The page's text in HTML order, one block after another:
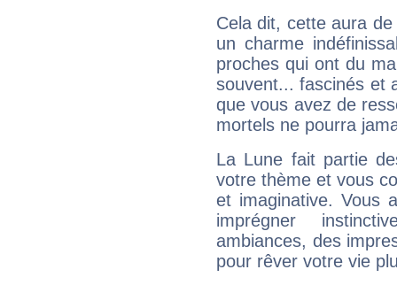
Cela dit, cette aura
un charme
proches qui ont du
souvent... fascinés et
que vous avez de
mortels ne pourra
La Lune fait partie
votre thème et vous
et imaginative. Vous
imprégner
ambiances, des
pour rêver votre vie